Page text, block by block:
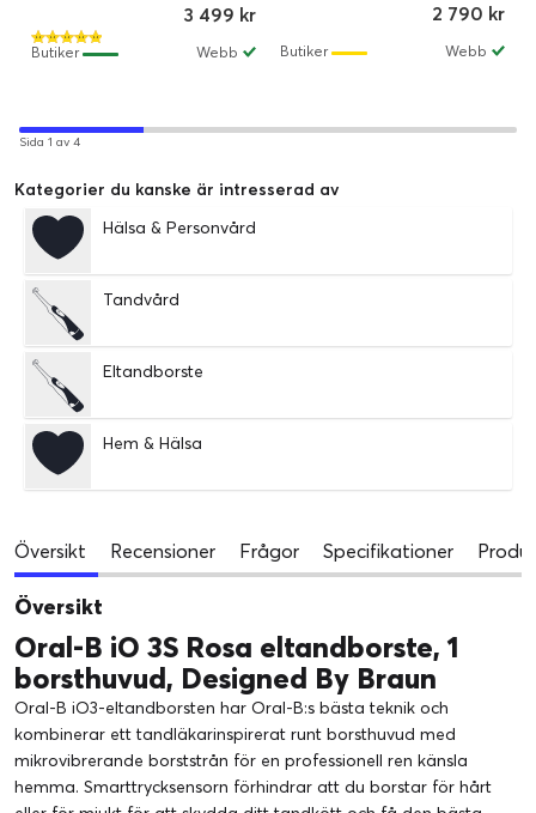
3 499 kr
Webb
Butiker
2 790 kr
Webb
Butiker
Sida 1 av 4
Kategorier du kanske är intresserad av
Hälsa & Personvård
Tandvård
Eltandborste
Hem & Hälsa
Översikt Recensioner Frågor Specifikationer
Översikt
Oral-B iO 3S Rosa eltandborste, 1
borsthuvud, Designed By Braun
Oral-B iO3-eltandborsten har Oral-B:s bästa teknik och
kombinerar ett tandläkarinspirerat runt borsthuvud med
mikrovibrerande borststrån för en professionell ren känsla
hemma. Smarttrycksensorn förhindrar att du borstar för hårt